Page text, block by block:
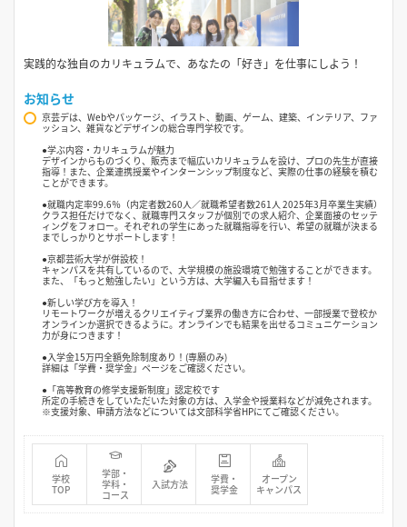
実践的な独自のカリキュラムで、あなたの「好き」を仕事にしよう！
お知らせ
京芸デは、Webやパッケージ、イラスト、動画、ゲーム、建築、インテリア、ファ
ッション、雑貨などデザインの総合専門学校です。
●学ぶ内容・カリキュラムが魅力
デザインからものづくり、販売まで幅広いカリキュラムを設け、プロの先生が直接
指導！また、企業連携授業やインターンシップ制度など、実際の仕事の経験を積む
ことができます。
●就職内定率99.6％（内定者数260人／就職希望者数261人 2025年3月卒業生実績）
クラス担任だけでなく、就職専門スタッフが個別での求人紹介、企業面接のセッテ
ィングをフォロー。それぞれの学生にあった就職指導を行い、希望の就職が決まる
までしっかりとサポートします！
●京都芸術大学が併設校！
キャンパスを共有しているので、大学規模の施設環境で勉強することができます。
また、「もっと勉強したい」という方は、大学編入も目指せます！
●新しい学び方を導入！
リモートワークが増えるクリエイティブ業界の働き方に合わせ、一部授業で登校か
オンラインか選択できるように。オンラインでも結果を出せるコミュニケーション
力が身につきます！
●入学金15万円全額免除制度あり！(専願のみ)
詳細は「学費・奨学金」ページをご確認ください。
●「高等教育の修学支援新制度」認定校です
所定の手続きをしていただいた対象の方は、入学金や授業料などが減免されます。
※支援対象、申請方法などについては文部科学省HPにてご確認ください。
学校
TOP
学部・
学科・
コース
入試方法
学費・
奨学金
オープン
キャンパス